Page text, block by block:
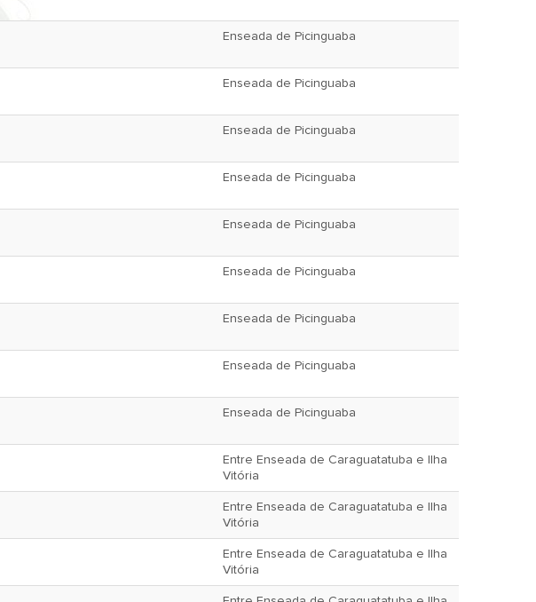
Enseada de Picinguaba
Enseada de Picinguaba
Enseada de Picinguaba
Enseada de Picinguaba
Enseada de Picinguaba
Enseada de Picinguaba
Enseada de Picinguaba
Enseada de Picinguaba
Enseada de Picinguaba
Entre Enseada de Caraguatatuba e Ilha
Vitória
Entre Enseada de Caraguatatuba e Ilha
Vitória
Entre Enseada de Caraguatatuba e Ilha
Vitória